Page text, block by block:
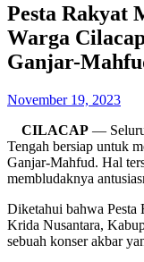
Pesta Rakyat
Warga
Ganjar-
November 19, 2023
CILACAP —
Tengah bersiap untuk
Ganjar-Mahfud. Hal
membludaknya
Diketahui bahwa Pesta
Krida Nusantara,
sebuah konser akbar